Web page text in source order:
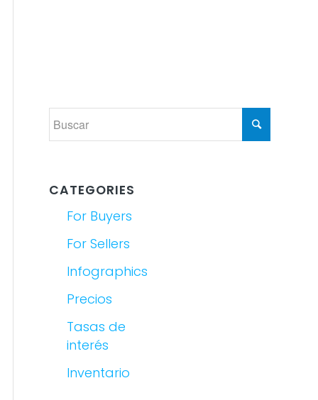
CATEGORIES
For Buyers
For Sellers
Infographics
Precios
Tasas de
interés
Inventario